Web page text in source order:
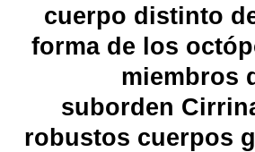
cuerpo distinto
forma de los
miembros
suborden
robustos cuerpos